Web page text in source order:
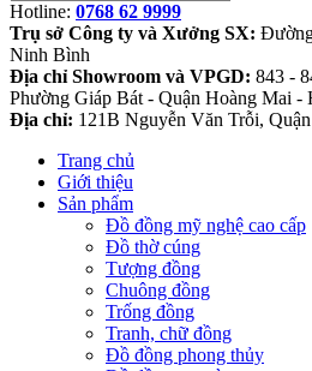
Hotline: 0768 62 9999
Trụ sở Công ty và Xưởng SX:
Ninh Bình
Địa chỉ Showroom và VPGD: 843 -
Phường Giáp Bát - Quận Hoàng Mai -
Địa chỉ: 121B Nguyễn Văn Trỗi,
Trang chủ
Giới thiệu
Sản phẩm
Đồ đồng mỹ nghệ cao cấp
Đồ thờ cúng
Tượng đồng
Chuông đồng
Trống đồng
Tranh, chữ đồng
Đồ đồng phong thủy